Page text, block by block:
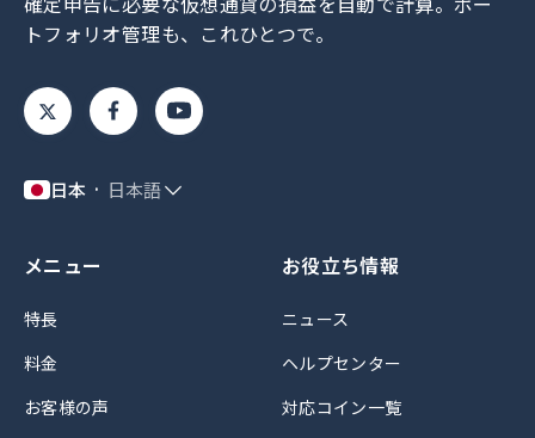
トフォリオ管理も、これひとつで。
日本 日本語
メニュー
特長
料金
お客様の声
お役立ち情報
ニュース
ヘルプセンター
対応コイン一覧